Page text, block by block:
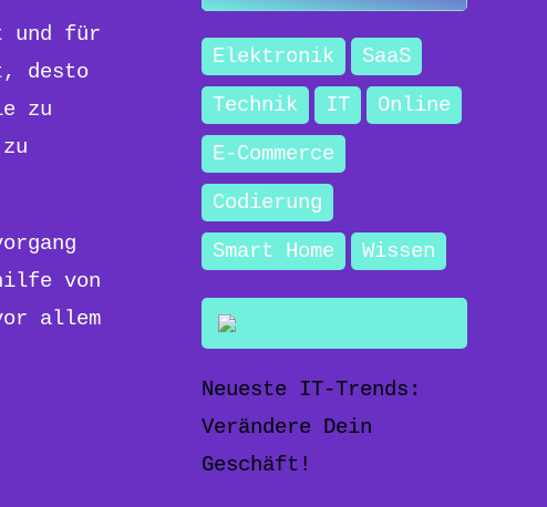
und für
desto
zu
von
allem
Elektronik
SaaS
Technik
IT
Online
E-Commerce
Codierung
Smart Home
Wissen
Neueste IT-Trends:
Verändere Dein
Geschäft!